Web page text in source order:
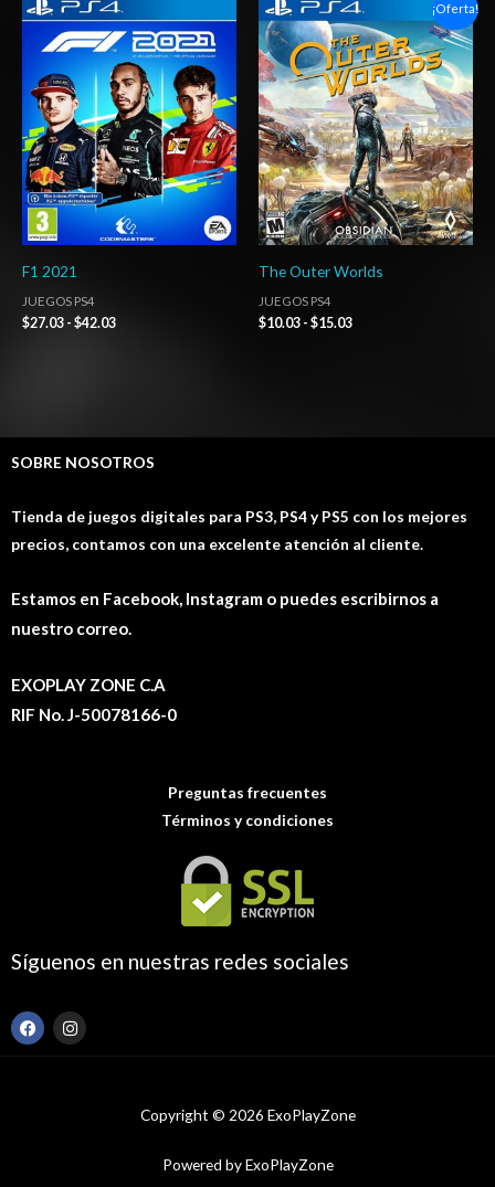
F1 2021
JUEGOS PS4
$27.03 - $42.03
de
precios:
desde
$27.03
hasta
$42.03
¡Oferta!
The Outer Worlds
JUEGOS PS4
$10.03 - $15.03
de
precios:
desde
$10.03
hasta
$15.03
SOBRE NOSOTROS
Tienda de juegos digitales para PS3, PS4 y PS5 con los mejores
precios, contamos con una excelente atención al cliente.
Estamos en Facebook, Instagram o puedes escribirnos a
nuestro correo.
EXOPLAY ZONE C.A
RIF No. J-50078166-0
Preguntas frecuentes
Términos y condiciones
Síguenos en nuestras redes sociales
F
a
I
n
Copyright © 2026 ExoPlayZone
Powered by ExoPlayZone